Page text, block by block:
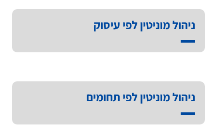
ניהול מוניטין לפי עיסוק
ניהול מוניטין לפי תחומים